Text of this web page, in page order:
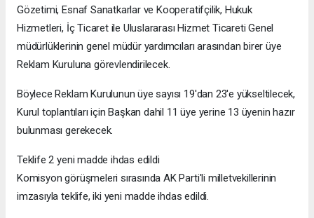
Gözetimi, Esnaf Sanatkarlar ve Kooperatifçilik, Hukuk
Hizmetleri, İç Ticaret ile Uluslararası Hizmet Ticareti Genel
müdürlüklerinin genel müdür yardımcıları arasından birer üye
Reklam Kuruluna görevlendirilecek.
Böylece Reklam Kurulunun üye sayısı 19'dan 23'e yükseltilecek,
Kurul toplantıları için Başkan dahil 11 üye yerine 13 üyenin hazır
bulunması gerekecek.
Teklife 2 yeni madde ihdas edildi
Komisyon görüşmeleri sırasında AK Parti'li milletvekillerinin
imzasıyla teklife, iki yeni madde ihdas edildi.